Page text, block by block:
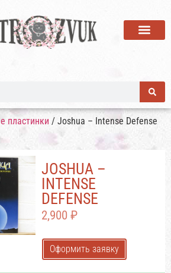
пластинки / Joshua – Intense Defense
JOSHUA –
INTENSE
DEFENSE
2,900 ₽
Оформить заявку